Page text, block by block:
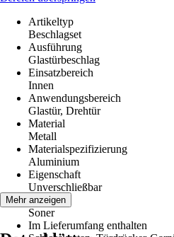
Artikeltyp
Beschlagset
Ausführung
Glastürbeschlag
Einsatzbereich
Innen
Anwendungsbereich
Glastür, Drehtür
Material
Metall
Materialspezifizierung
Aluminium
Eigenschaft
Unverschließbar
Modell
Soner
Im Lieferumfang enthalten
Mehr anzeigen